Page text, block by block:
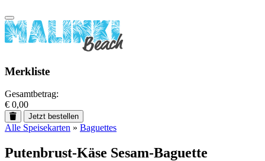
Merkliste
Gesamtbetrag:
€ 0,00
Jetzt bestellen
Alle Speisekarten » Baguettes
Putenbrust-Käse Sesam-Baguette